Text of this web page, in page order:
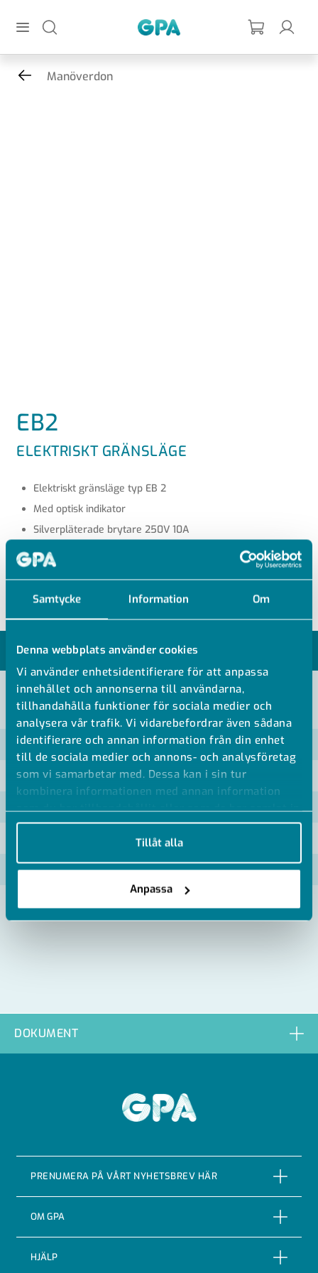
Samtycke Information Om
Denna webbplats använder cookies
Vi använder enhetsidentifierare för att anpassa
innehållet och annonserna till användarna,
tillhandahålla funktioner för sociala medier och
analysera vår trafik. Vi vidarebefordrar även sådana
identifierare och annan information från din enhet
till de sociala medier och annons- och analysföretag
som vi samarbetar med. Dessa kan i sin tur
kombinera informationen med annan information
som du har tillhandahållit eller som de har samlat in
när du har använt deras tjänster.
Tillåt alla
Anpassa
Manöverdon
EB2
ELEKTRISKT GRÄNSLÄGE
Elektriskt gränsläge typ EB 2
Med optisk indikator
Silverpläterade brytare 250V 10A
Box i polykarbonat
Namur-standard
MODELLER
VISA ALLA MÅTT +
Artikelnummer RSK
EB2
EB2-LED
DOKUMENT
PRENUMERA PÅ VÅRT NYHETSBREV HÄR
OM GPA
Om företaget
HJÄLP